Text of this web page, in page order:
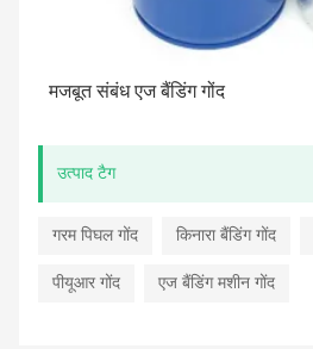
मजबूत संबंध एज बैंडिंग गोंद
उत्पाद टैग
गरम पिघल गोंद किनारा बैंडिंग गोंद
पीयूआर गोंद एज बैंडिंग मशीन गोंद